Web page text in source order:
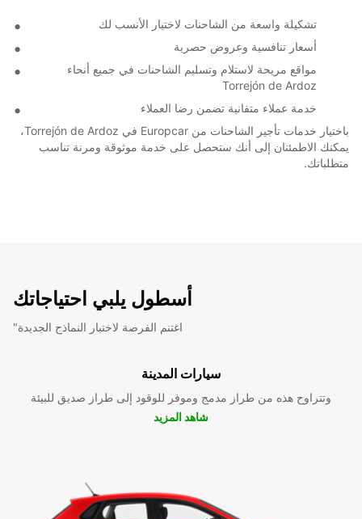
تشكيلة واسعة من الشاحنات لاختيار الأنسب لك
أسعار تنافسية وعروض حصرية
مواقع مريحة لاستلام وتسليم الشاحنات في جميع أنحاء
Torrejón de Ardoz
خدمة عملاء متفانية تضمن رضا العملاء
باختيار خدمات تأجير الشاحنات من Europcar في Torrejón de Ardoz،
يمكنك الاطمئنان إلى أنك ستحصل على خدمة موثوقة ومرنة تناسب
متطلباتك.
أسطول يلبي احتياجاتك
"اغتنم الفرصة لاختبار النماذج الجديدة
سيارات المدينة
وتتراوح هذه من طراز مدمج وموفر للوقود إلى طراز صديق للبيئة
شاهد المزيد